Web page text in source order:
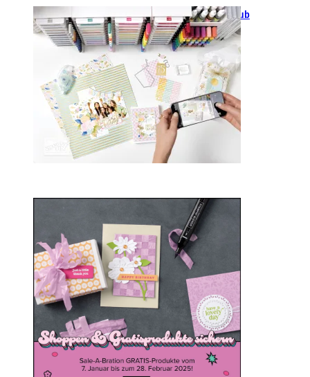
GANZ NEU: Scrapbooking Club
2025
21. Januar 2025
Sale-a-bration 2025
20. Januar 2025